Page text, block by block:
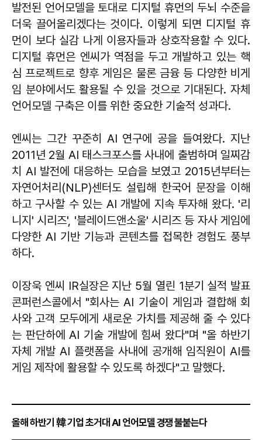
발전된 언어모델을 토대로 디지털 휴먼의 두뇌 수준을
더욱 끌어올리겠다는 것이다. 이렇게 되면 디지털 휴
먼이 보다 실감 나게 이용자들과 상호작용할 수 있다.
디지털 휴먼은 엔씨가 역점을 두고 개발하고 있는 핵
심 프로젝트로 향후 게임은 물론 금융 등 다양한 비게
임 분야에서도 활용될 수 있을 것으로 기대된다. 자체
언어모델 구축은 이를 위한 중요한 기술적 성과다.
엔씨는 그간 꾸준히 AI 연구에 공을 들여왔다. 지난
2011년 2월 AI 태스크포스를 사내에 출범하며 일찌감
치 AI 발전에 대응하는 모습을 보였고 2015년부터는
자연어처리(NLP)센터도 설립해 한국어 문장을 이해
하고 구사할 수 있는 AI 개발에 지속 투자해 왔다. '리
니지' 시리즈', '블레이드앤소울' 시리즈 등 자사 게임에
다양한 AI 기반 기능과 콘텐츠를 접목한 경험도 풍부
하다.
이장욱 엔씨 IR실장은 지난 5월 열린 1분기 실적 발표
콘퍼런스콜에서 "회사는 AI 기술이 게임과 결합해 회
사와 고객 모두에게 새로운 가치를 제공해 줄 수 있다
는 판단하에 AI 기술 개발에 힘써 왔다"며 "올 하반기
자체 개발 AI 플랫폼을 사내에 공개해 임직원이 AI를
게임 제작에 활용할 수 있도록 하겠다"고 말했다.
올해 하반기 韓 기업 초거대 AI 언어모델 경쟁 불붙는다